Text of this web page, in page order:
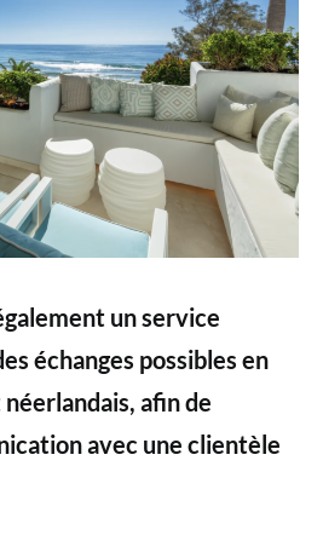
un service
échanges possibles en
afin de
avec une clientèle